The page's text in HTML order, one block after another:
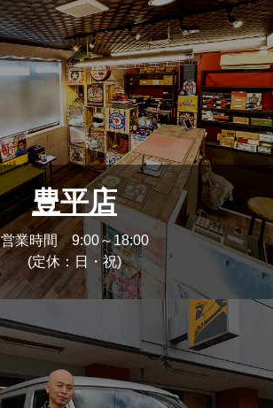
豊平店
営業時間 9:00～18:00
(定休：日・祝)